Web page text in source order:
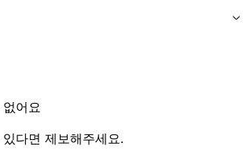
어요
다면 제보해주세요.